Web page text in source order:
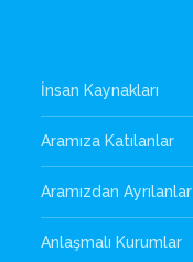
İnsan Kaynakları
Aramıza Katılanlar
Aramızdan Ayrılanlar
Anlaşmalı Kurumlar